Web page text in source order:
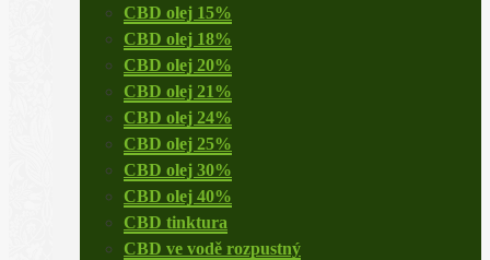
CBD olej 15%
CBD olej 18%
CBD olej 20%
CBD olej 21%
CBD olej 24%
CBD olej 25%
CBD olej 30%
CBD olej 40%
CBD tinktura
CBD ve vodě rozpustný